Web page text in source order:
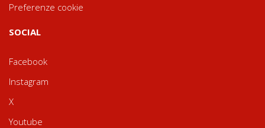
Preferenze cookie
SOCIAL
Facebook
Instagram
X
Youtube